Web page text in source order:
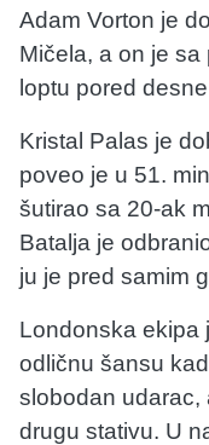
Adam Vorton je
Mičela, a on je
loptu pored
Kristal Palas je
poveo je u 51.
šutirao sa 20-ak
Batalja je
ju je pred samim
Londonska ekipa
odličnu šansu
slobodan udarac,
drugu stativu. U